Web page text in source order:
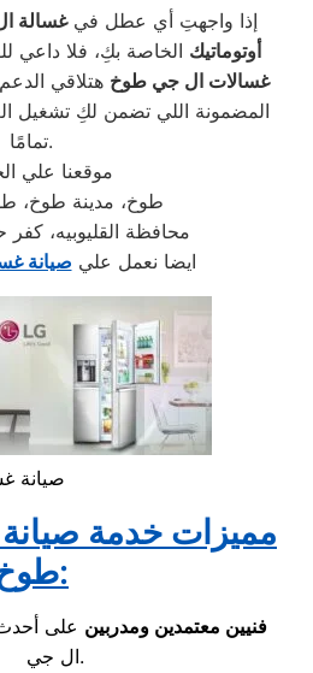
إذا واجهتِ أي عطل فيغسالة
أوتوماتيك الخاصة بكِ، فلا داعي
غسالات ال جي طوخ هتلاقي
المضمونة اللي تضمن لكِ تشغيل
تمامًا.
موقعنا علي
طوخ، مدينة طوخ،
محافظة القليوبيه،
ايضا نعمل علي صيانة
صيانة
مميزات خدمة
طوخ:
فنيين معتمدين ومدربين على
ال جي.